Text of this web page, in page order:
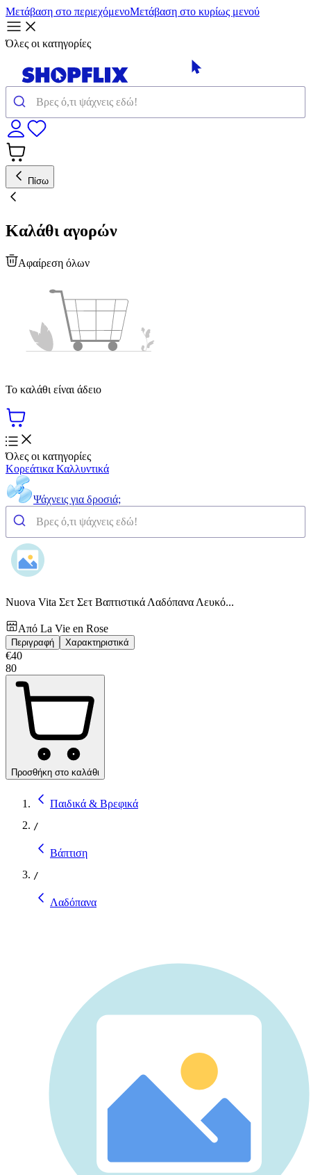
Μετάβαση στο περιεχόμενοΜετάβαση στο κυρίως μενού
Όλες οι κατηγορίες
Πίσω
Καλάθι αγορών
Αφαίρεση όλων
Το καλάθι είναι άδειο
Όλες οι κατηγορίες
Κορεάτικα Καλλυντικά
Ψάχνεις για δροσιά;
Nuova Vita Σετ Σετ Βαπτιστικά Λαδόπανα Λευκό...
Από La Vie en Rose
Περιγραφή Χαρακτηριστικά
€40
80
Προσθήκη στο καλάθι
Παιδικά & Βρεφικά
/
Βάπτιση
/
Λαδόπανα